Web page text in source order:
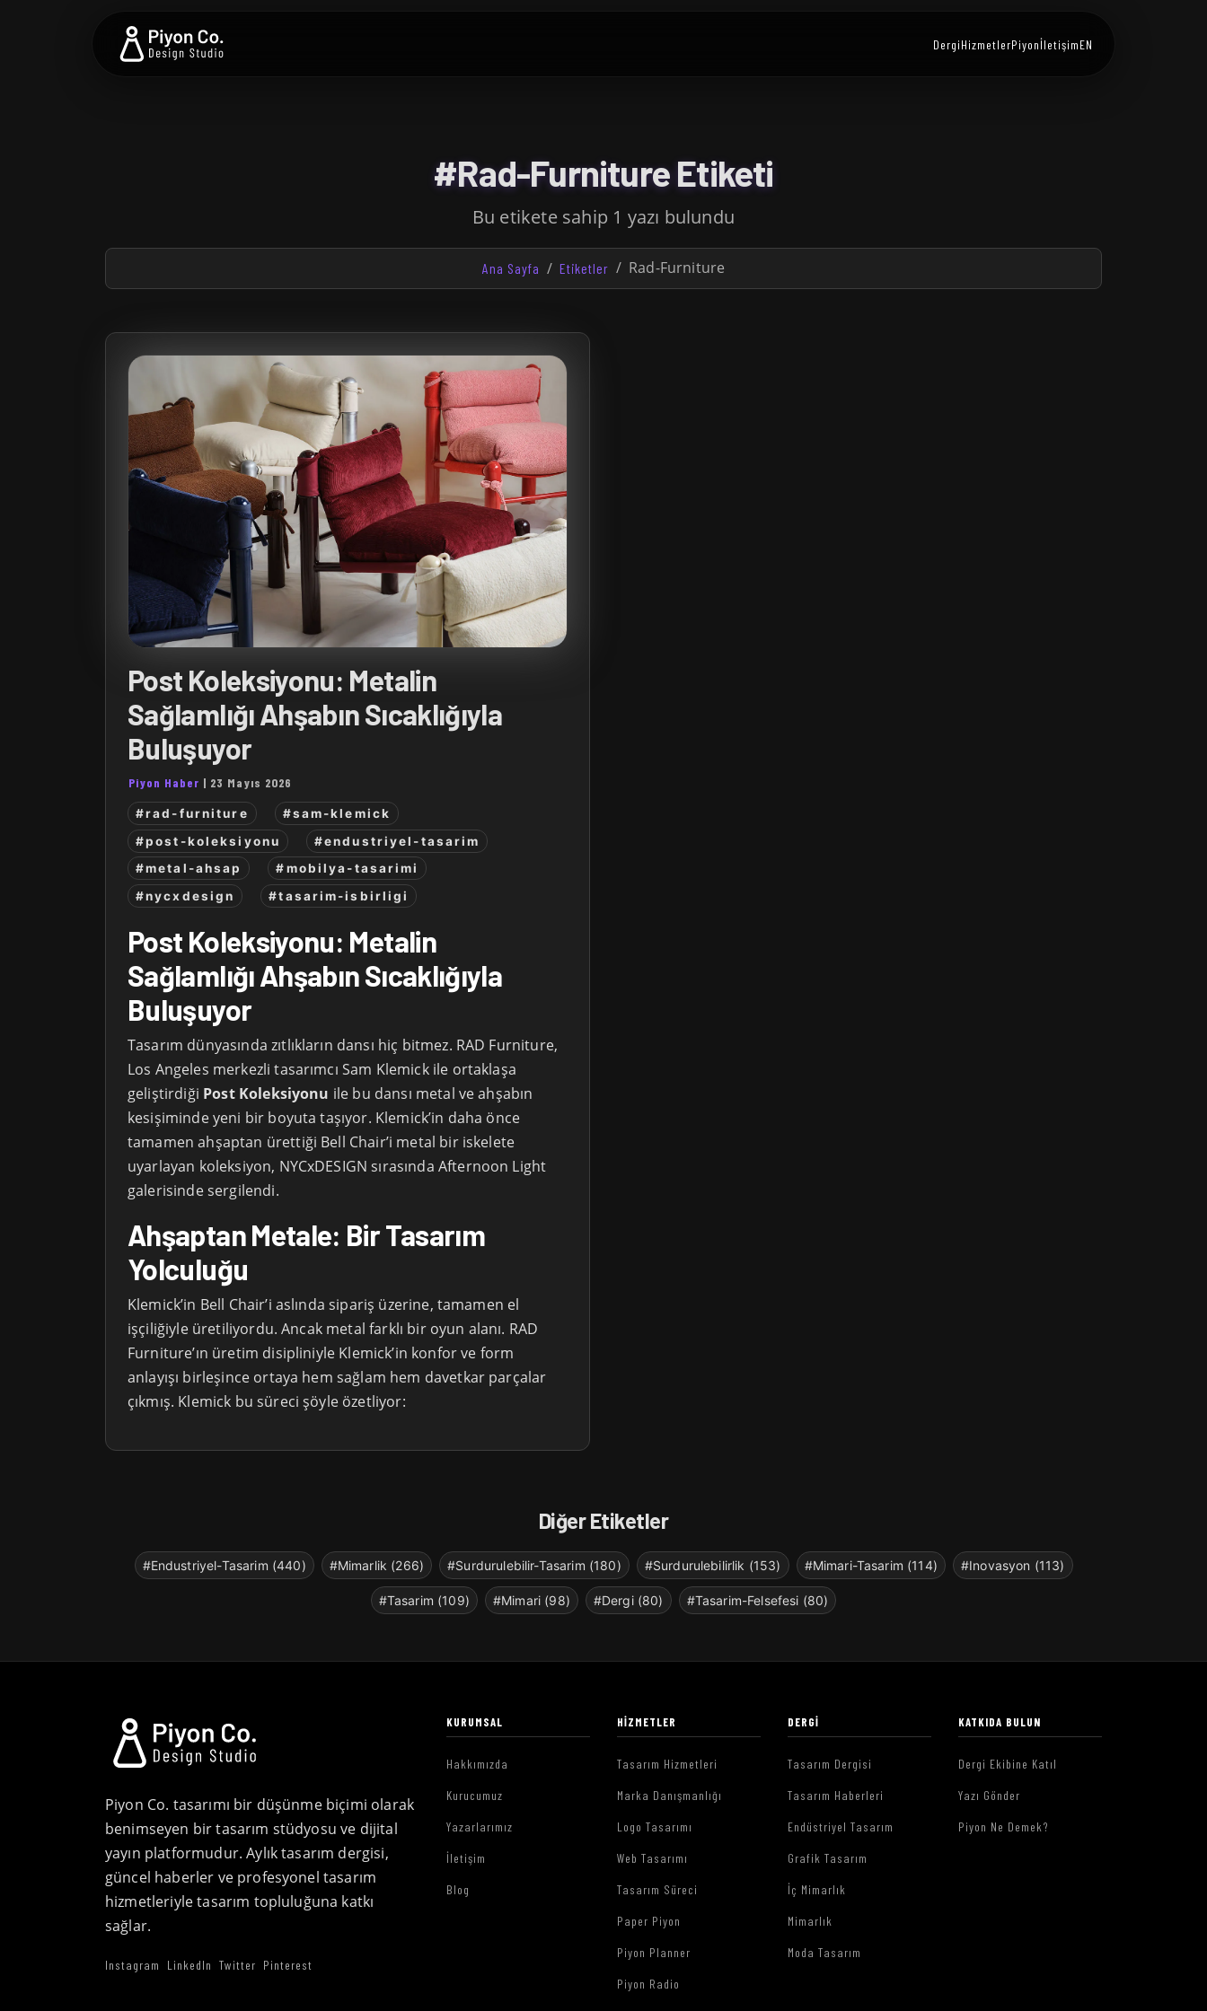
DergiHizmetlerPiyonİletişimEN
#Rad-Furniture Etiketi
Bu etikete sahip 1 yazı bulundu
Ana Sayfa Etiketler Rad-Furniture
Post Koleksiyonu: Metalin
Sağlamlığı Ahşabın Sıcaklığıyla
Buluşuyor
Piyon Haber | 23 Mayıs 2026
#rad-furniture
#sam-klemick
#post-koleksiyonu
#endustriyel-tasarim
#metal-ahsap
#mobilya-tasarimi
#nycxdesign
#tasarim-isbirligi
Post Koleksiyonu: Metalin
Sağlamlığı Ahşabın Sıcaklığıyla
Buluşuyor
Tasarım dünyasında zıtlıkların dansı hiç bitmez. RAD Furniture,
Los Angeles merkezli tasarımcı Sam Klemick ile ortaklaşa
geliştirdiği Post Koleksiyonu ile bu dansı metal ve ahşabın
kesişiminde yeni bir boyuta taşıyor. Klemick’in daha önce
tamamen ahşaptan ürettiği Bell Chair’i metal bir iskelete
uyarlayan koleksiyon, NYCxDESIGN sırasında Afternoon Light
galerisinde sergilendi.
Ahşaptan Metale: Bir Tasarım
Yolculuğu
Klemick’in Bell Chair’i aslında sipariş üzerine, tamamen el
işçiliğiyle üretiliyordu. Ancak metal farklı bir oyun alanı. RAD
Furniture’ın üretim disipliniyle Klemick’in konfor ve form
anlayışı birleşince ortaya hem sağlam hem davetkar parçalar
çıkmış. Klemick bu süreci şöyle özetliyor:
Diğer Etiketler
#Endustriyel-Tasarim (440) #Mimarlik (266) #Surdurulebilir-Tasarim (180) #Surdurulebilirlik (153) #Mimari-Tasarim (114) #Inovasyon (113)
#Tasarim (109) #Mimari (98) #Dergi (80) #Tasarim-Felsefesi (80)
Piyon Co. tasarımı bir düşünme biçimi olarak
benimseyen bir tasarım stüdyosu ve dijital
yayın platformudur. Aylık tasarım dergisi,
güncel haberler ve profesyonel tasarım
hizmetleriyle tasarım topluluğuna katkı
sağlar.
Instagram LinkedIn Twitter Pinterest
KURUMSAL
Hakkımızda
Kurucumuz
Yazarlarımız
İletişim
Blog
HIZMETLER
Tasarım Hizmetleri
Marka Danışmanlığı
Logo Tasarımı
Web Tasarımı
Tasarım Süreci
Paper Piyon
Piyon Planner
Piyon Radio
DERGI
Tasarım Dergisi
Tasarım Haberleri
Endüstriyel Tasarım
Grafik Tasarım
İç Mimarlık
Mimarlık
Moda Tasarım
KATKIDA BULUN
Dergi Ekibine Katıl
Yazı Gönder
Piyon Ne Demek?